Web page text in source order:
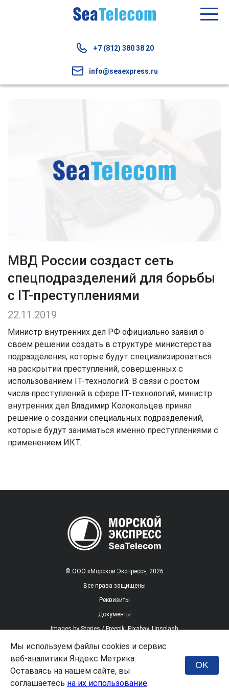
+7 (812) 380 38 20
info@seaexpress.ru
МВД России создаст сеть
спецподразделений для борьбы
с IT-преступлениями
22.11.2019
Министр внутренних дел РФ официально заявил о
своем решении создать в структуре министерства
подразделения, которые будут специализироваться
на раскрытии преступлений, совершенных с
использованием IT-технологий. В связи с ростом
числа преступлений в сфере IT-технологий, министр
внутренних дел Владимир Колокольцев принял
решение о создании специальных подразделений,
которые будут заниматься именно преступлениями с
применением ИКТ.
© ООО «Морской Экспресс», 2026
Все права защищены
Реквизиты
Документы
Images byStories / Freepik,Pixabay,Unsplash
Заказать услугу
Мы используем файлы cookies и сервис
веб-аналитики Яндекс Метрика.
Оставаясь на нашем сайте, вы
соглашаетесь на их использование.
OK